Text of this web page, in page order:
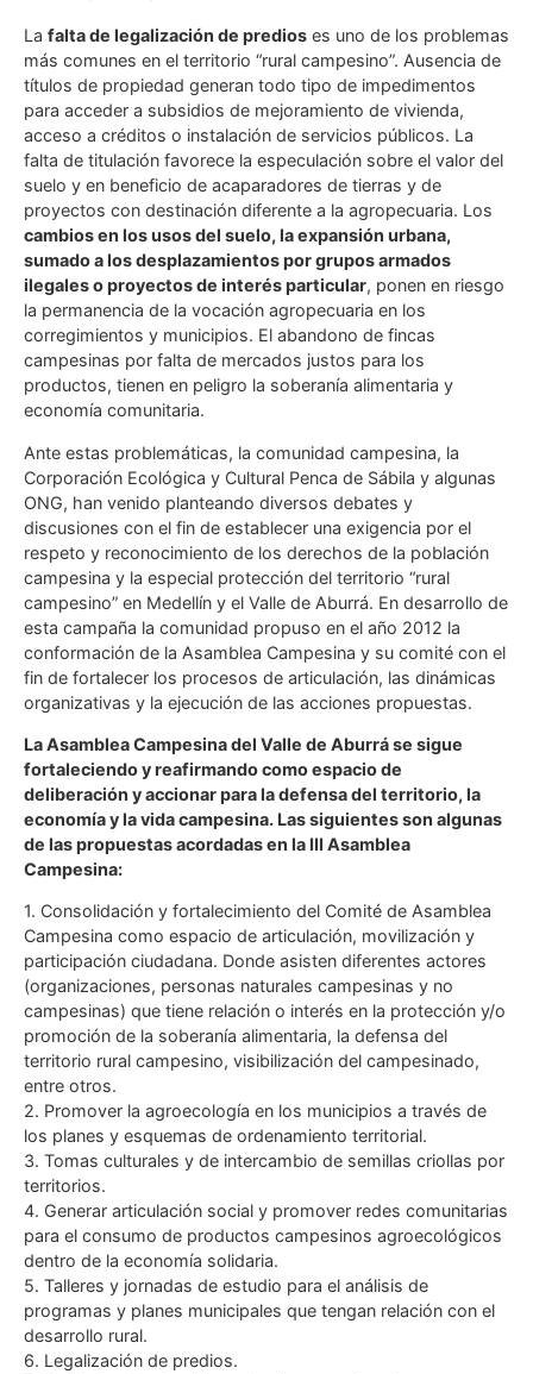
La falta de legalización de predios es uno de los problemas
más comunes en el territorio “rural campesino”. Ausencia de
títulos de propiedad generan todo tipo de impedimentos
para acceder a subsidios de mejoramiento de vivienda,
acceso a créditos o instalación de servicios públicos. La
falta de titulación favorece la especulación sobre el valor del
suelo y en beneficio de acaparadores de tierras y de
proyectos con destinación diferente a la agropecuaria. Los
cambios en los usos del suelo, la expansión urbana,
sumado a los desplazamientos por grupos armados
ilegales o proyectos de interés particular, ponen en riesgo
la permanencia de la vocación agropecuaria en los
corregimientos y municipios. El abandono de fincas
campesinas por falta de mercados justos para los
productos, tienen en peligro la soberanía alimentaria y
economía comunitaria.
Ante estas problemáticas, la comunidad campesina, la
Corporación Ecológica y Cultural Penca de Sábila y algunas
ONG, han venido planteando diversos debates y
discusiones con el fin de establecer una exigencia por el
respeto y reconocimiento de los derechos de la población
campesina y la especial protección del territorio “rural
campesino” en Medellín y el Valle de Aburrá. En desarrollo de
esta campaña la comunidad propuso en el año 2012 la
conformación de la Asamblea Campesina y su comité con el
fin de fortalecer los procesos de articulación, las dinámicas
organizativas y la ejecución de las acciones propuestas.
La Asamblea Campesina del Valle de Aburrá se sigue
fortaleciendo y reafirmando como espacio de
deliberación y accionar para la defensa del territorio, la
economía y la vida campesina. Las siguientes son algunas
de las propuestas acordadas en la III Asamblea
Campesina:
1. Consolidación y fortalecimiento del Comité de Asamblea
Campesina como espacio de articulación, movilización y
participación ciudadana. Donde asisten diferentes actores
(organizaciones, personas naturales campesinas y no
campesinas) que tiene relación o interés en la protección y/o
promoción de la soberanía alimentaria, la defensa del
territorio rural campesino, visibilización del campesinado,
entre otros.
2. Promover la agroecología en los municipios a través de
los planes y esquemas de ordenamiento territorial.
3. Tomas culturales y de intercambio de semillas criollas por
territorios.
4. Generar articulación social y promover redes comunitarias
para el consumo de productos campesinos agroecológicos
dentro de la economía solidaria.
5. Talleres y jornadas de estudio para el análisis de
programas y planes municipales que tengan relación con el
desarrollo rural.
6. Legalización de predios.